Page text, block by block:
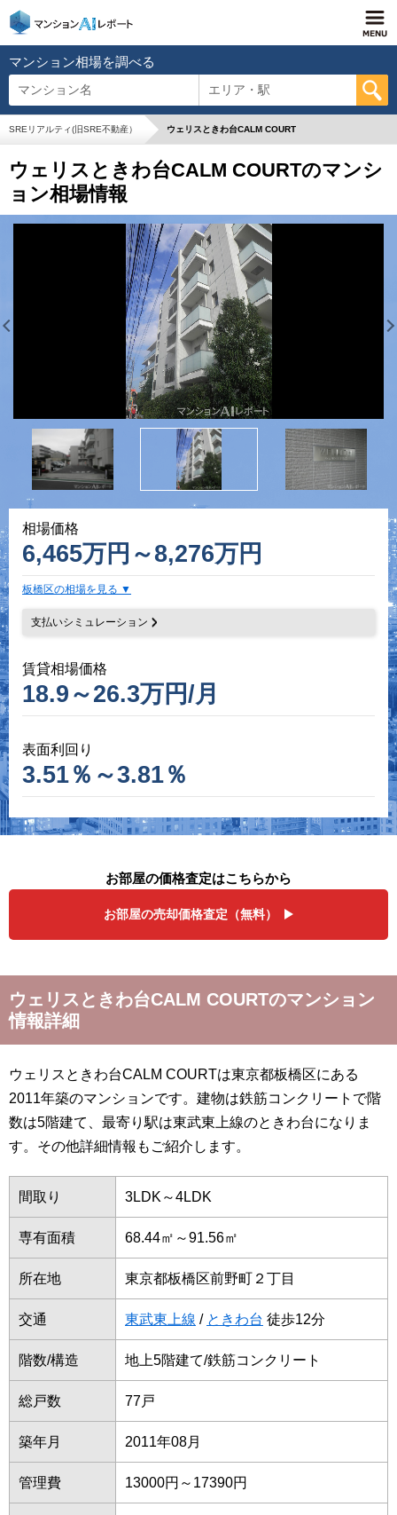
マンション相場を調べる
マンション名 エリア・駅
SREリアルティ(旧SRE不動産） ウェリスときわ台CALM COURT
ウェリスときわ台CALM COURTのマンシ
ョン相場情報
相場価格
6,465万円～8,276万円
板橋区の相場を見る
支払いシミュレーション
賃貸相場価格
18.9～26.3万円/月
表面利回り
3.51％～3.81％
お部屋の価格査定はこちらから
お部屋の売却価格査定（無料）
ウェリスときわ台CALM COURTのマンション
情報詳細
ウェリスときわ台CALM COURTは東京都板橋区にある
2011年築のマンションです。建物は鉄筋コンクリートで階
数は5階建て、最寄り駅は東武東上線のときわ台になりま
す。その他詳細情報もご紹介します。
間取り 3LDK～4LDK
専有面積 68.44㎡～91.56㎡
所在地 東京都板橋区前野町２丁目
交通 東武東上線 / ときわ台 徒歩12分
階数/構造 地上5階建て/鉄筋コンクリート
総戸数 77戸
築年月 2011年08月
管理費 13000円～17390円